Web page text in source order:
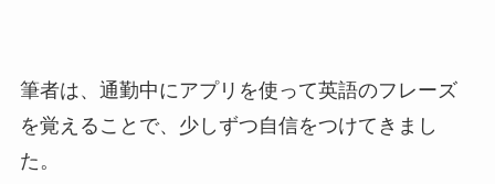
筆者は、通勤中にアプリを使って英語のフレーズ
を覚えることで、少しずつ自信をつけてきまし
た。